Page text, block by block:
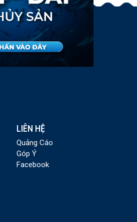
LIÊN HỆ
Quảng Cáo
Góp Ý
Facebook